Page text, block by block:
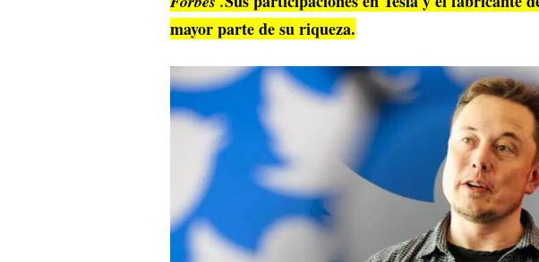
mayor parte de su riqueza.